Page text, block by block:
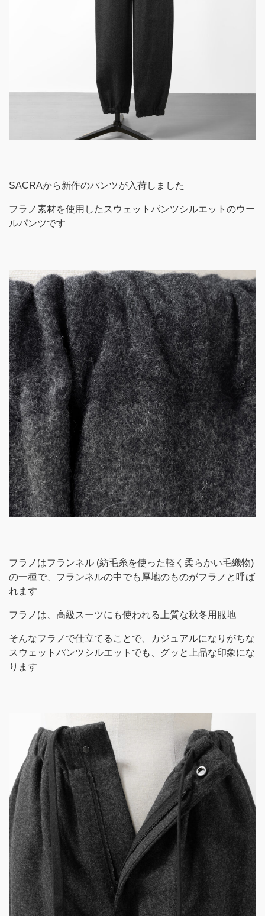
SACRAから新作のパンツが入荷しました
フラノ素材を使用したスウェットパンツシルエットのウー
ルパンツです
フラノはフランネル (紡毛糸を使った軽く柔らかい毛織物)
の一種で、フランネルの中でも厚地のものがフラノと呼ば
れます
フラノは、高級スーツにも使われる上質な秋冬用服地
そんなフラノで仕立てることで、カジュアルになりがちな
スウェットパンツシルエットでも、グッと上品な印象にな
ります